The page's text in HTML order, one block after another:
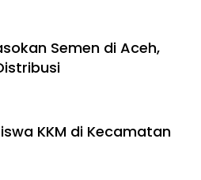
Semen di Aceh,
KKM di Kecamatan